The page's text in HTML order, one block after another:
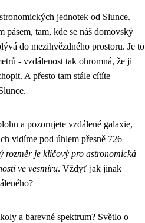
jednotek od Slunce.
pásem, tam, kde se náš domovský
do mezihvězdného prostoru. Je to
- vzdálenost tak ohromná, že ji
A přesto tam stále cítíte
a pozorujete vzdálené galaxie,
vidíme pod úhlem přesně 726
rozměr je klíčový pro astronomická
ve vesmíru. Vždyť jak jinak
a barevné spektrum? Světlo o